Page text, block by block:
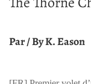
Par / By K. Eason